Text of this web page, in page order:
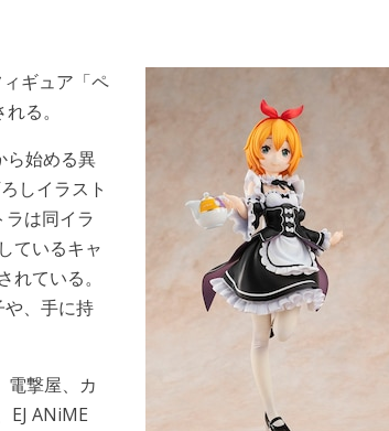
ギュア「ペ
る。
ら始める異
しイラスト
は同イラ
ているキャ
ている。
、手に持
電撃屋、カ
EJ ANiME